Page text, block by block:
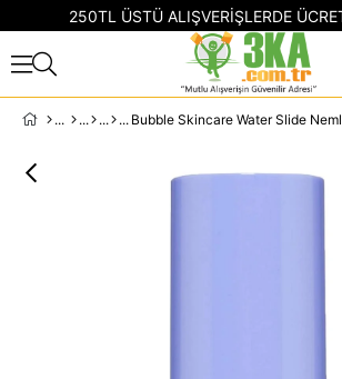
250TL ÜSTÜ ALIŞVERİŞLERDE
Bubble Skincare Water Slide